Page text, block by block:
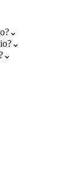
⌄
⌄
⌄